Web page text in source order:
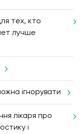
тех, кто
лучше
ігнорувати
лікаря про
і